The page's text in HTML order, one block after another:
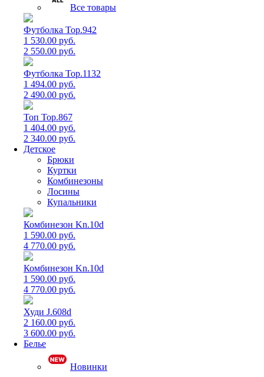
Все товары
Футболка Top.942
1 530.00 руб.
2 550.00 руб.
Футболка Top.1132
1 494.00 руб.
2 490.00 руб.
Топ Top.867
1 404.00 руб.
2 340.00 руб.
Детское
Брюки
Куртки
Комбинезоны
Лосины
Купальники
Комбинезон Kn.10d
1 590.00 руб.
4 770.00 руб.
Комбинезон Kn.10d
1 590.00 руб.
4 770.00 руб.
Худи J.608d
2 160.00 руб.
3 600.00 руб.
Белье
Новинки